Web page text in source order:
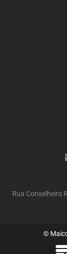
Rua Conselheiro
©